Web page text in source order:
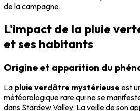
de la campagne.
L'impact de la pluie
et ses habitants
Origine et apparition du
La pluie verdâtre mystérieuse est
météorologique rare qui ne se
dans Stardew Valley. La veille de son